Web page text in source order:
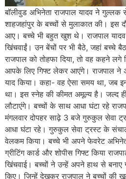
बॉलीवुड अभिनेता राजपाल यादव ने
शाहजहांपुर के बच्चों से मुलाकात की। इस
आए। बच्चे भी बहुत खुश थे। राजपाल
खिंचवाईं। उन बेंचों पर भी बैठे, जहां बच्चे
राजपाल को तोहफा दिया, तो वह कहने लगे
आपके लिए गिफ्ट लेकर आएंगे। राजपाल ने
याद किया। कहा- वह ऐसा समय था, जब
था। इस स्नेह की कीमत अमूल्य है। जल्द
लौटाएंगे। बच्चों के साथ आधा घंटा रहे
मंगलवार दोपहर साढ़े 3 बजे गुरुकुल सेवा
आधा घंटा रहे। गुरुकुल सेवा ट्रस्ट के
वेलकम किया। बच्चे भी अपने फेवरेट
ग्रीटिंग कार्ड और शोपीस गिफ्ट किया
खिंचवाई। बच्चों ने उन्हें अपने हाथ से बनाए
किए। जिन्हें देखकर राजपाल ने बच्चों की